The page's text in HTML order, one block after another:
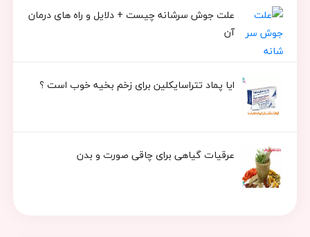
علت جوش سرشانه چیست + دلایل و راه های درمان
آن
ایا پماد تتراسایکلین برای زخم بخیه خوب است ؟
عرقیات گیاهی برای چاقی صورت و بدن